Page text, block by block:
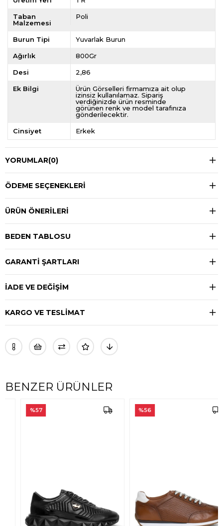
Taban
Malzemesi
Poli
Burun Tipi Yuvarlak Burun
Ağırlık 800Gr
Desi 2,86
Ek Bilgi
Ürün Görselleri firmamıza ait olup
izinsiz kullanılamaz. Sipariş
verdiğinizde ürün resminde
görünen renk ve model tarafınıza
gönderilecektir.
Cinsiyet Erkek
YORUMLAR(0)
ÖDEME SEÇENEKLERI
ÜRÜN ÖNERILERI
BEDEN TABLOSU
GARANTİ ŞARTLARI
İADE VE DEĞİŞİM
KARGO VE TESLİMAT
BENZER ÜRÜNLER